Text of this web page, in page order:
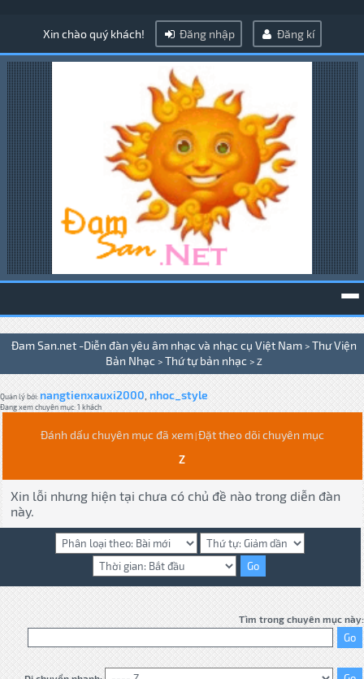
Xin chào quý khách! Đăng nhập Đăng kí
Đam San.net -Diễn đàn yêu âm nhạc và nhạc cụ Việt Nam > Thư Viện
Bản Nhạc > Thứ tự bản nhạc > Z
Quản lý bởi:nangtienxauxi2000,nhoc_style
Đang xem chuyên mục: 1 khách
Đánh dấu chuyên mục đã xem| Đặt theo dõi chuyên mục
Z
Xin lỗi nhưng hiện tại chưa có chủ đề nào trong diễn đàn
này.
Tìm trong chuyên mục này: